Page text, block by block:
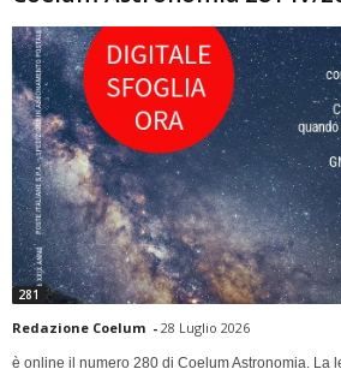
281
Redazione Coelum - 28 Luglio 2026
è online il numero 280 di Coelum Astronomia. La